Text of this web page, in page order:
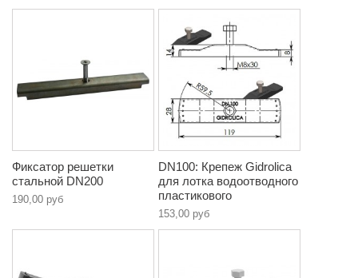
Фиксатор решетки
стальной DN200
190,00 руб
DN100: Крепеж Gidrolica
для лотка водоотводного
пластикового
153,00 руб